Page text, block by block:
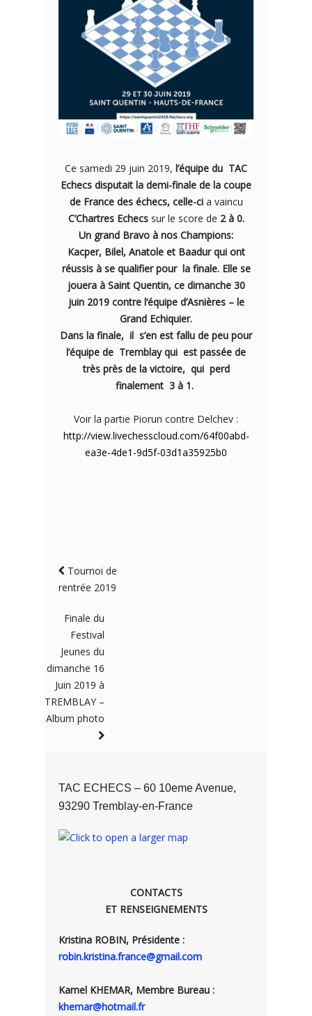
Ce samedi 29 juin 2019, l’équipe du TAC
Echecs disputait la demi-finale de la coupe
de France des échecs, celle-ci a vaincu
C’Chartres Echecssur le score de 2 à 0.
Un grand Bravo à nos Champions:
Kacper, Bilel, Anatole et Baadur qui ont
réussis à se qualifier pour la finale. Elle se
jouera à Saint Quentin, ce dimanche 30
juin 2019 contre l’équipe d’Asnières – le
Grand Echiquier.
Dans la finale, il s’en est fallu de peu pour
l’équipe de Tremblay qui est passée de
très près de la victoire, qui perd
finalement 3 à 1.
Voir la partie Piorun contre Delchev :
http://view.livechesscloud.com/64f00abd-
ea3e-4de1-9d5f-03d1a35925b0
Tournoi de
rentrée 2019
Finale du
Festival
Jeunes du
dimanche 16
Juin 2019 à
TREMBLAY –
Album photo
TAC ECHECS – 60 10eme Avenue,
93290 Tremblay-en-France
CONTACTS
ET RENSEIGNEMENTS
Kristina ROBIN, Présidente :
robin.kristina.france@gmail.com
Kamel KHEMAR, Membre Bureau :
khemar@hotmail.fr